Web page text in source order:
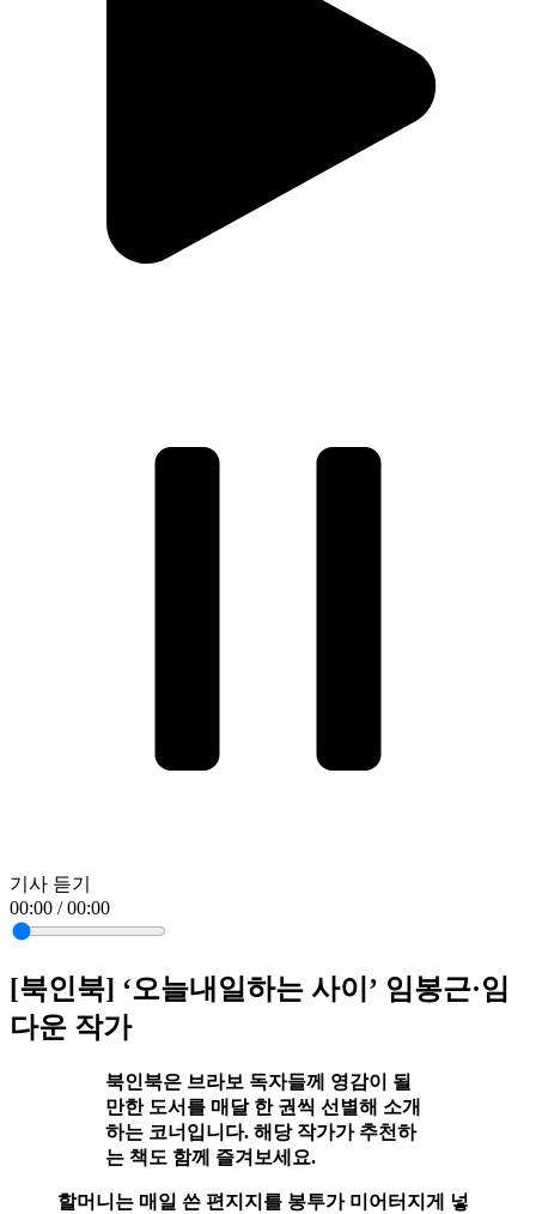
기사 듣기
00:00 / 00:00
[북인북] ‘오늘내일하는 사이’ 임봉근·임
다운 작가
북인북은 브라보 독자들께 영감이 될
만한 도서를 매달 한 권씩 선별해 소개
하는 코너입니다. 해당 작가가 추천하
는 책도 함께 즐겨보세요.
할머니는 매일 쓴 편지지를 봉투가 미어터지게 넣